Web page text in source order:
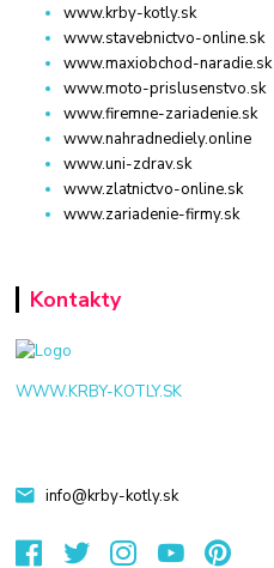
www.krby-kotly.sk
www.stavebnictvo-online.sk
www.maxiobchod-naradie.sk
www.moto-prislusenstvo.sk
www.firemne-zariadenie.sk
www.nahradnediely.online
www.uni-zdrav.sk
www.zlatnictvo-online.sk
www.zariadenie-firmy.sk
Kontakty
WWW.KRBY-KOTLY.SK
info@krby-kotly.sk